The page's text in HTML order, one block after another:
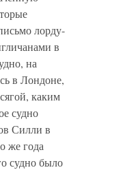
лорду-
в
на
в Лондоне,
каким
судно
Силли в
же года
судно было